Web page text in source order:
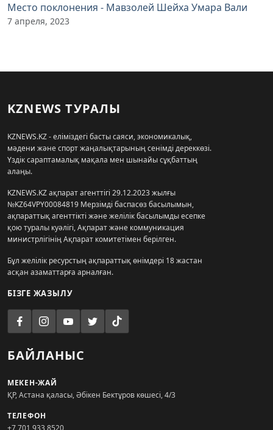
Место поклонения - Мавзолей Шейха Умара Вали
7 апреля, 2023
KZNEWS ТУРАЛЫ
KZNEWS.KZ - еліміздегі басты саяси, экономикалық,
мәдени және спорт жаңалықтарының сенімді дереккөзі.
Үздік сараптамалық мақала мен шынайы сұқбаттың
алаңы.
KZNEWS.KZ ақпарат агенттігі 29.12.2023 жылғы
№KZ64VPY00084819 Мерзімді баспасөз басылымын,
ақпараттық агенттікті және желілік басылымды есепке
қою туралы куәлігі, Ақпарат және коммуникация
министрлігінің Ақпарат комитетімен берілген.
Бұл желілік ресурстың ақпараттық өнімдері 18 жастан
асқан азаматтарға арналған.
БІЗГЕ ЖАЗЫЛУ
БАЙЛАНЫС
МЕКЕН-ЖАЙ
ҚР, Астана қаласы, Әбікен Бектұров көшесі, 4/3
ТЕЛЕФОН
+7 701 933 8520